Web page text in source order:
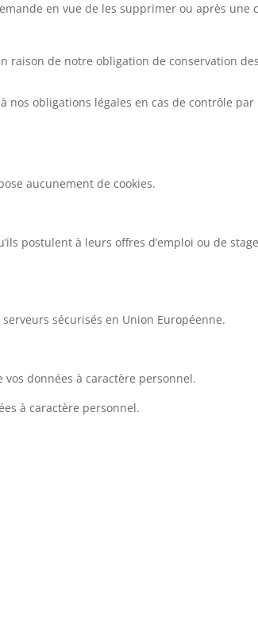
en vue de les supprimer ou après une
raison de notre obligation de conservation
nos obligations légales en cas de contrôle par
aucunement de cookies.
postulent à leurs offres d’emploi ou de
sécurisés en Union Européenne.
données à caractère personnel.
à caractère personnel.